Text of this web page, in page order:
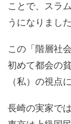
ことで、スラ
うになりました
この「階層社
初めて都会の
（私）の視点
長崎の実家で